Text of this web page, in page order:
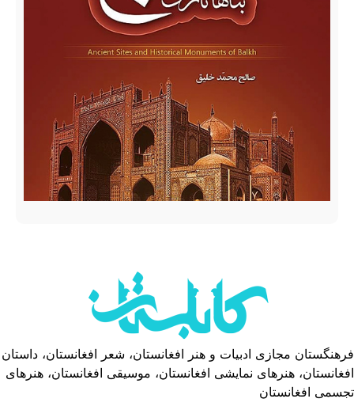
فرهنگستان مجازی ادبیات و هنر افغانستان، شعر افغانستان، داستان
افغانستان، هنرهای نمایشی افغانستان، موسیقی افغانستان، هنرهای
تجسمی افغانستان